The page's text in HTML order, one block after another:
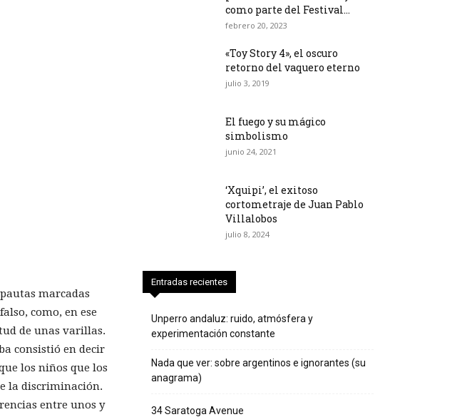
marcadas
como, en ese
de unas varillas.
consistió en decir
los niños que los
la discriminación.
entre unos y
como parte del Festival...
febrero 20, 2023
«Toy Story 4», el oscuro
retorno del vaquero eterno
julio 3, 2019
El fuego y su mágico
simbolismo
junio 24, 2021
‘Xquipi’, el exitoso
cortometraje de Juan Pablo
Villalobos
julio 8, 2024
Entradas recientes
Unperro andaluz: ruido, atmósfera y
experimentación constante
Nada que ver: sobre argentinos e ignorantes (su
anagrama)
34 Saratoga Avenue